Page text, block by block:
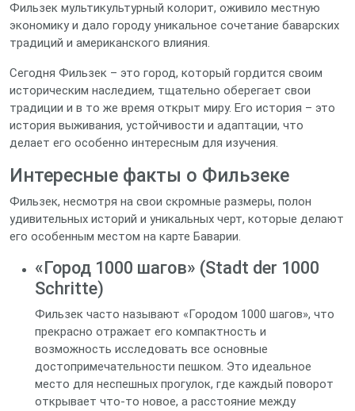
Фильзек мультикультурный колорит, оживило местную
экономику и дало городу уникальное сочетание баварских
традиций и американского влияния.
Сегодня Фильзек – это город, который гордится своим
историческим наследием, тщательно оберегает свои
традиции и в то же время открыт миру. Его история – это
история выживания, устойчивости и адаптации, что
делает его особенно интересным для изучения.
Интересные факты о Фильзеке
Фильзек, несмотря на свои скромные размеры, полон
удивительных историй и уникальных черт, которые делают
его особенным местом на карте Баварии.
«Город 1000 шагов» (Stadt der 1000
Schritte)
Фильзек часто называют «Городом 1000 шагов», что
прекрасно отражает его компактность и
возможность исследовать все основные
достопримечательности пешком. Это идеальное
место для неспешных прогулок, где каждый поворот
открывает что-то новое, а расстояние между